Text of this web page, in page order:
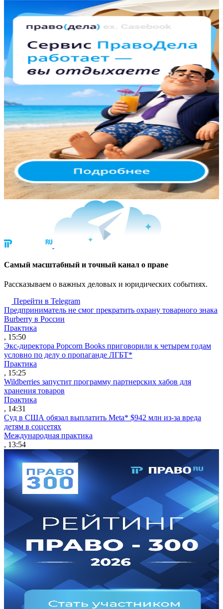
Cамый масштабный и точный канал о праве
Рассказываем о важных деловых и юридических событиях.
Перейти в Telegram
Предприниматель не смог прекратить охрану товарного знака
Burberry в России
Практика
, 15:50
Экс-директора Popcorn Books приговорили к четырем годам
условно по делу о пропаганде ЛГБТ*
Практика
, 15:25
Wildberries запустит программу партнерских хабов для
хранения товаров
Практика
, 14:31
Суд в США обязал выплатить Meta* $942 млн из-за вреда
детям в соцсетях
Международная практика
, 13:54